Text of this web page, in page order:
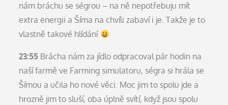
nám bráchu se ségrou – na ně nepotřebuju mít
extra energii a Šíma na chvíli zabaví i je. Takže je to
vlastně takové hlídání
23:55 Brácha nám za jídlo odpracoval pár hodin na
naší farmě ve Farming simulatoru, ségra si hrála se
Šímou a učila ho nové věci. Moc jim to spolu jde a
hrozně jim to sluší, oba úplně svítí, když jsou spolu